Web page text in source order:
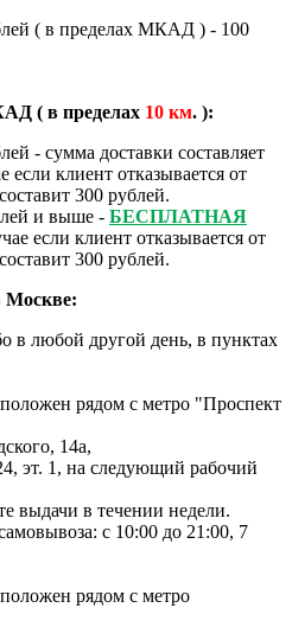
( в пределах МКАД ) - 100
( в пределах 10 км. ):
- сумма доставки составляет
если клиент отказывается от
300 рублей.
и выше - БЕСПЛАТНАЯ
если клиент отказывается от
300 рублей.
Москве:
в любой другой день, в пунктах
рядом с метро "Проспект
14а,
эт. 1, на следующий рабочий
выдачи в течении недели.
с 10:00 до 21:00, 7
рядом с метро